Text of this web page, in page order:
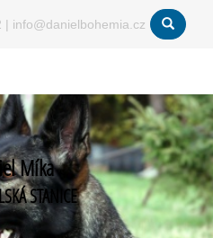
| info@danielbohemia.cz
Míka
STANICE